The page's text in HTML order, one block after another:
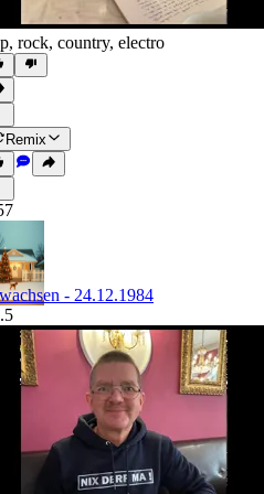
, rock, country, electro
Remix
- 24.12.1984